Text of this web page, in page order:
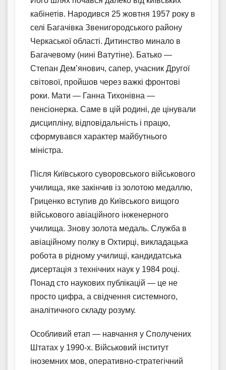
кабінетів. Народився 25 жовтня 1957 року в
селі Багачівка Звенигородського району
Черкаської області. Дитинство минало в
Багачевому (нині Ватутіне). Батько —
Степан Дем’янович, сапер, учасник Другої
світової, пройшов через важкі фронтові
роки. Мати — Ганна Тихонівна —
пенсіонерка. Саме в цій родині, де цінували
дисципліну, відповідальність і працю,
сформувався характер майбутнього
міністра.
Після Київського суворовського військового
училища, яке закінчив із золотою медаллю,
Гриценко вступив до Київського вищого
військового авіаційного інженерного
училища. Знову золота медаль. Служба в
авіаційному полку в Охтирці, викладацька
робота в рідному училищі, кандидатська
дисертація з технічних наук у 1984 році.
Понад сто наукових публікацій — це не
просто цифра, а свідчення системного,
аналітичного складу розуму.
Особливий етап — навчання у Сполучених
Штатах у 1990-х. Військовий інститут
іноземних мов, оперативно-стратегічний